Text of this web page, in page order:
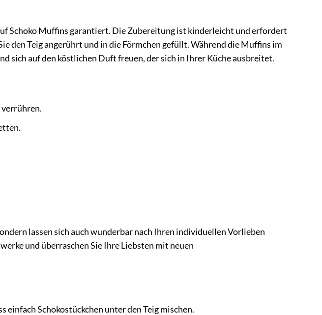
Schoko Muffins garantiert. Die Zubereitung ist kinderleicht und erfordert
den Teig angerührt und in die Förmchen gefüllt. Während die Muffins im
sich auf den köstlichen Duft freuen, der sich in Ihrer Küche ausbreitet.
lassen sich auch wunderbar nach Ihren individuellen Vorlieben
und überraschen Sie Ihre Liebsten mit neuen
einfach Schokostückchen unter den Teig mischen.